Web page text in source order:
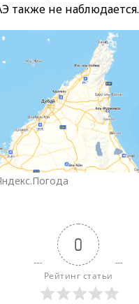
также не наблюдается.
0
Рейтинг статьи